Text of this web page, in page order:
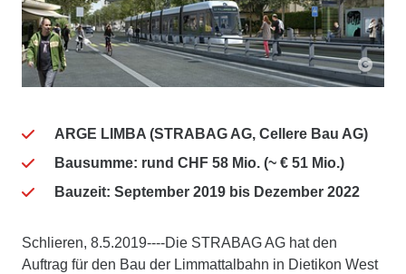
ARGE LIMBA (STRABAG AG, Cellere Bau AG)
Bausumme: rund CHF 58 Mio. (~ € 51 Mio.)
Bauzeit: September 2019 bis Dezember 2022
Schlieren, 8.5.2019----Die STRABAG AG hat den
Auftrag für den Bau der Limmattalbahn in Dietikon West